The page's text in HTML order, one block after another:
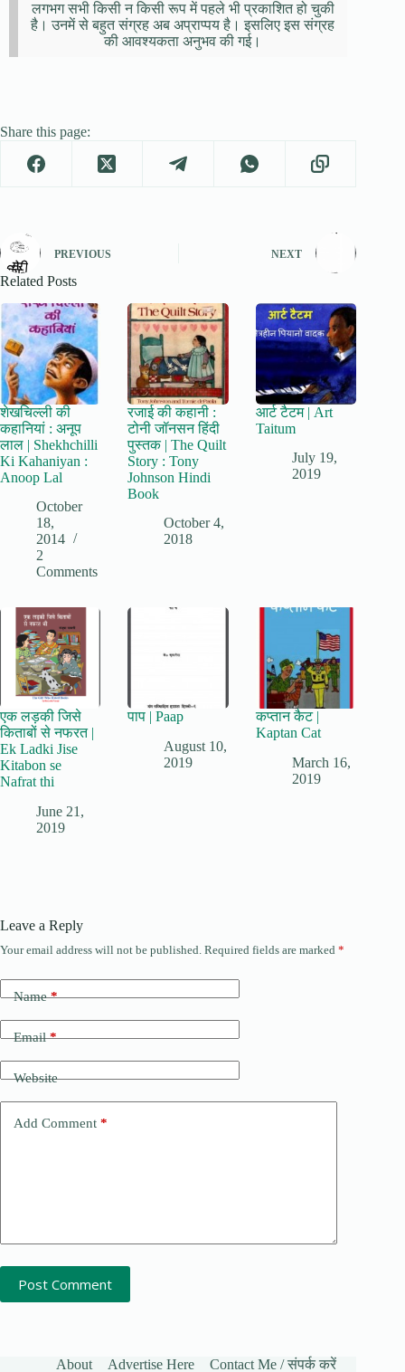
लगभग सभी किसी न किसी रूप में पहले भी प्रकाशित हो चुकी
है। उनमें से बहुत संग्रह अब अप्राप्पय है। इसलिए इस संग्रह
की आवश्यकता अनुभव की गई।
Share this page:
PREVIOUS NEXT
Related Posts
शेखचिल्ली की
कहानियां : अनूप
लाल | Shekhchilli
Ki Kahaniyan :
Anoop Lal
October
18,
2014
2
Comments
रजाई की कहानी :
टोनी जॉनसन हिंदी
पुस्तक | The Quilt
Story : Tony
Johnson Hindi
Book
October 4,
2018
आर्ट टैटम | Art
Taitum
July 19,
2019
एक लड़की जिसे
किताबों से नफरत |
Ek Ladki Jise
Kitabon se
Nafrat thi
June 21,
2019
पाप | Paap
August 10,
2019
कप्तान कैट |
Kaptan Cat
March 16,
2019
Leave a Reply
Your email address will not be published. Required fields are marked *
Name*
Email*
Website
Add Comment *
Post Comment
About Advertise Here Contact Me / संपर्क करें